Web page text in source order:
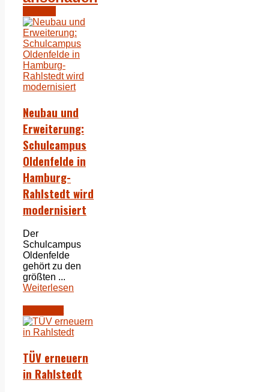
Neubau und
Erweiterung:
Schulcampus
Oldenfelde in
Hamburg-
Rahlstedt wird
modernisiert
Der
Schulcampus
Oldenfelde
gehört zu den
größten ...
Weiterlesen
TÜV erneuern
in Rahlstedt